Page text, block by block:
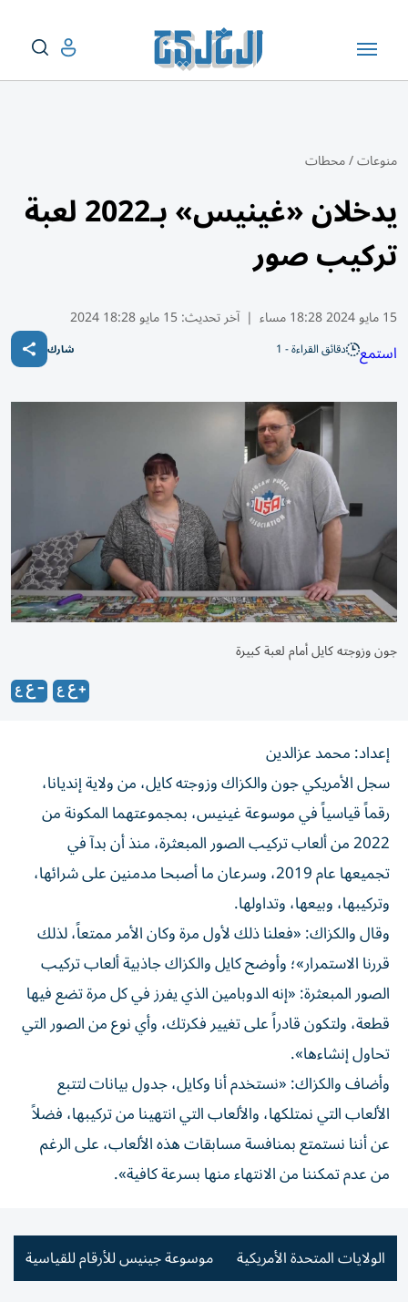
منوعات/محطات
يدخلان «غينيس» بـ2022 لعبة
تركيب صور
15 مايو 2024 18:28 مساء | آخر تحديث:15 مايو 18:28 2024
استمع دقائق القراءة - 1 شارك
جون وزوجته كايل أمام لعبة كبيرة
إعداد: محمد عزالدين
سجل الأمريكي جون والكزاك وزوجته كايل، من ولاية إنديانا،
رقماً قياسياً في موسوعة غينيس، بمجموعتهما المكونة من
2022 من ألعاب تركيب الصور المبعثرة، منذ أن بدآ في
تجميعها عام 2019، وسرعان ما أصبحا مدمنين على شرائها،
وتركيبها، وبيعها، وتداولها.
وقال والكزاك: «فعلنا ذلك لأول مرة وكان الأمر ممتعاً، لذلك
قررنا الاستمرار»؛ وأوضح كايل والكزاك جاذبية ألعاب تركيب
الصور المبعثرة: «إنه الدوبامين الذي يفرز في كل مرة تضع فيها
قطعة، ولتكون قادراً على تغيير فكرتك، وأي نوع من الصور التي
تحاول إنشاءها».
وأضاف والكزاك: «نستخدم أنا وكايل، جدول بيانات لتتبع
الألعاب التي نمتلكها، والألعاب التي انتهينا من تركيبها، فضلاً
عن أننا نستمتع بمنافسة مسابقات هذه الألعاب، على الرغم
من عدم تمكننا من الانتهاء منها بسرعة كافية».
الولايات المتحدة الأمريكية موسوعة جينيس للأرقام للقياسية